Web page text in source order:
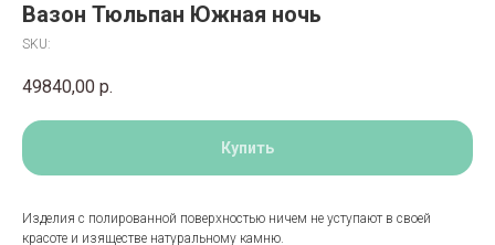
Вазон Тюльпан Южная ночь
SKU:
49840,00 р.
Купить
Изделия с полированной поверхностью ничем не уступают в своей
красоте и изяществе натуральному камню.